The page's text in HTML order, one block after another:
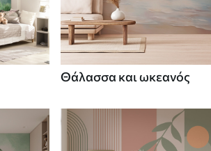
Θάλασσα και ωκεανός